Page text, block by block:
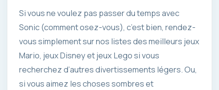
Si vous ne voulez pas passer du temps avec
Sonic (comment osez-vous), c’est bien, rendez-
vous simplement sur nos listes des meilleurs jeux
Mario, jeux Disney et jeux Lego si vous
recherchez d’autres divertissements légers. Ou,
si vous aimez les choses sombres et